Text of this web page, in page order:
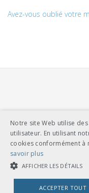
Avez-vous oublié votre
UNION DES TRANSPORTS
Dählhölzliweg 12
Tél. en contact direct avec l’équipe
info@utp.ch
Plan d'accès
Notre site Web utilise
utilisateur. En utilisant
cookies conformément à
savoir plus
AFFICHER LES DÉTAILS
ACCEPTER TOUT